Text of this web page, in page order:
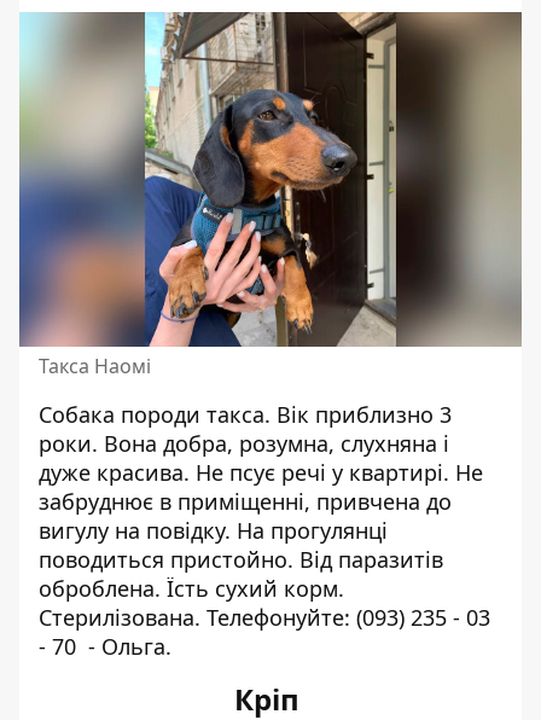
Такса Наомі
Собака породи такса. Вік приблизно 3
роки. Вона добра, розумна, слухняна і
дуже красива. Не псує речі у квартирі. Не
забруднює в приміщенні, привчена до
вигулу на повідку. На прогулянці
поводиться пристойно. Від паразитів
оброблена. Їсть сухий корм.
Стерилізована. Телефонуйте: (093) 235 - 03
- 70 - Ольга.
Кріп